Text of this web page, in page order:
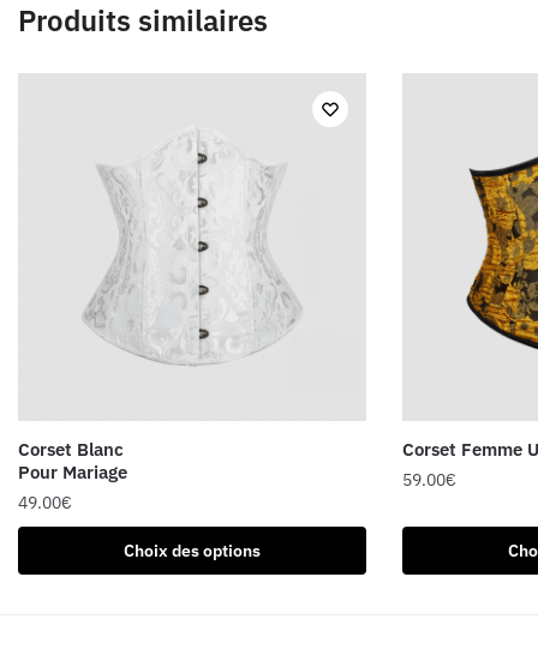
Produits similaires
Corset Blanc
Pour Mariage
49.00€
Choix des options
produit
Corset Femme
59.00€
a